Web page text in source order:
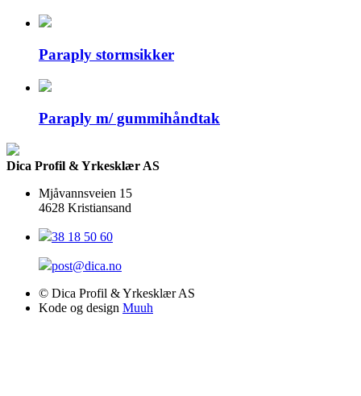
Paraply stormsikker
Paraply m/ gummihåndtak
Dica Profil & Yrkesklær AS
Mjåvannsveien 15
4628 Kristiansand
38 18 50 60
post@dica.no
© Dica Profil & Yrkesklær AS
Kode og design Muuh